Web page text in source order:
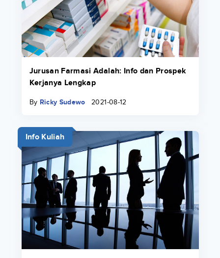
Jurusan Farmasi Adalah: Info dan Prospek
Kerjanya Lengkap
By Ricky Sudewo 2021-08-12
Info Kuliah